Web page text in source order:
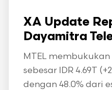
XA Update
Dayamitra
MTEL membukukan
sebesar IDR 4.69T
dengan 48.0% dari